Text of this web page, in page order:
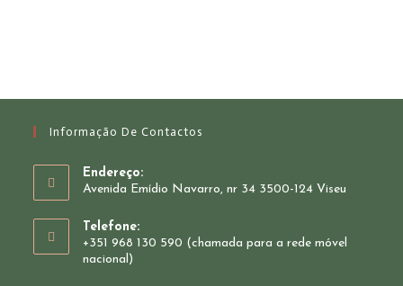
Informação De Contactos
Endereço:
Avenida Emídio Navarro, nr 34 3500-124 Viseu
Telefone:
+351 968 130 590 (chamada para a rede móvel
nacional)